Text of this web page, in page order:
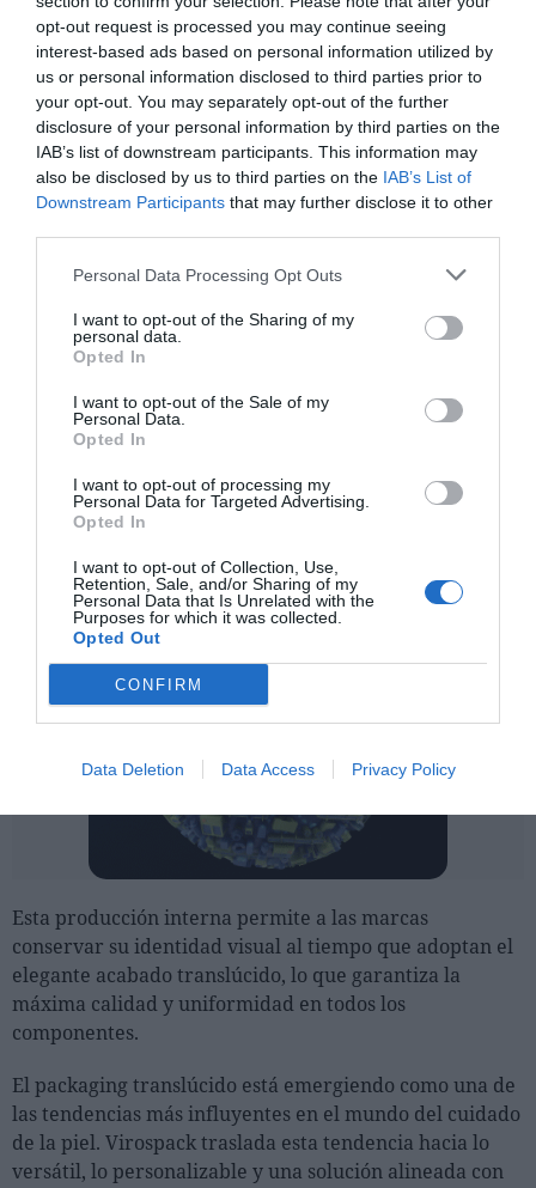
opt-out request is processed you may continue seeing
interest-based ads based on personal information utilized by
us or personal information disclosed to third parties prior to
your opt-out. You may separately opt-out of the further
disclosure of your personal information by third parties on the
IAB’s list of downstream participants. This information may
also be disclosed by us to third parties on the IAB’s List of
Downstream Participants that may further disclose it to other
Personal Data Processing Opt Outs
I want to opt-out of the Sharing of my
personal data.
Opted In
I want to opt-out of the Sale of my
Personal Data.
Opted In
I want to opt-out of processing my
Personal Data for Targeted Advertising.
Opted In
I want to opt-out of Collection, Use,
Retention, Sale, and/or Sharing of my
Personal Data that Is Unrelated with the
Purposes for which it was collected.
Opted Out
CONFIRM
Data Deletion Data Access Privacy Policy
ornamentales, este packaging evita el uso de superficies
opacas o elementos metálicos haciendo más fácil el
proceso a través de los sistemas de reciclaje estándar.
El uso del material del PP mejora el comportamiento de
las operaciones de waste-sorting.
Esta producción interna permite a las marcas
conservar su identidad visual al tiempo que adoptan el
elegante acabado translúcido, lo que garantiza la
máxima calidad y uniformidad en todos los
componentes.
El packaging translúcido está emergiendo como una de
las tendencias más influyentes en el mundo del cuidado
de la piel. Virospack traslada esta tendencia hacia lo
versátil, lo personalizable y una solución alineada con